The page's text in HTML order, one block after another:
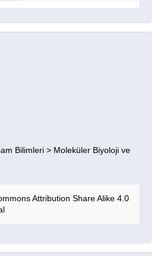
Bilimleri > Moleküler Biyoloji ve
Attribution Share Alike 4.0